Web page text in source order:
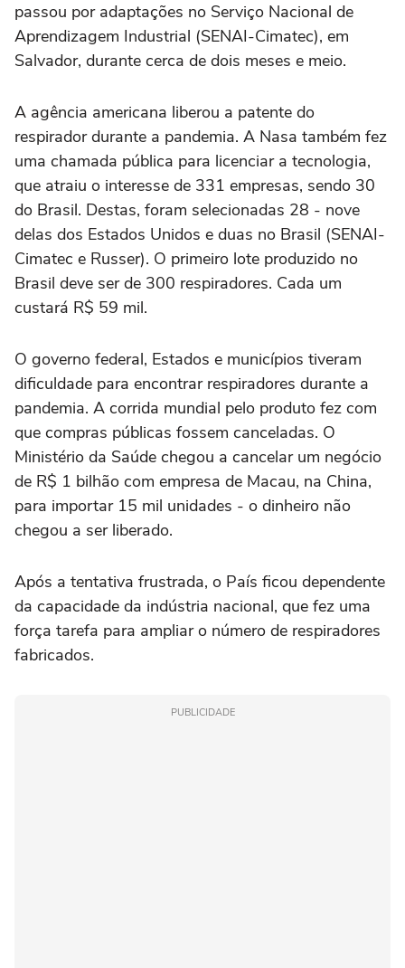
passou por adaptações no Serviço Nacional de
Aprendizagem Industrial (SENAI-Cimatec), em
Salvador, durante cerca de dois meses e meio.
A agência americana liberou a patente do
respirador durante a pandemia. A Nasa também fez
uma chamada pública para licenciar a tecnologia,
que atraiu o interesse de 331 empresas, sendo 30
do Brasil. Destas, foram selecionadas 28 - nove
delas dos Estados Unidos e duas no Brasil (SENAI-
Cimatec e Russer). O primeiro lote produzido no
Brasil deve ser de 300 respiradores. Cada um
custará R$ 59 mil.
O governo federal, Estados e municípios tiveram
dificuldade para encontrar respiradores durante a
pandemia. A corrida mundial pelo produto fez com
que compras públicas fossem canceladas. O
Ministério da Saúde chegou a cancelar um negócio
de R$ 1 bilhão com empresa de Macau, na China,
para importar 15 mil unidades - o dinheiro não
chegou a ser liberado.
Após a tentativa frustrada, o País ficou dependente
da capacidade da indústria nacional, que fez uma
força tarefa para ampliar o número de respiradores
fabricados.
PUBLICIDADE